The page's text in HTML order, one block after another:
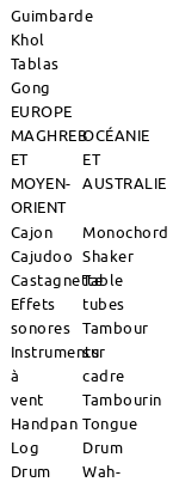
Guimbarde
Khol
Tablas
Gong
EUROPE
MAGHREB
ET
MOYEN-
ORIENT
OCÉANIE
ET
AUSTRALIE
Cajon
Cajudoo
Castagnette
Effets
sonores
Instruments
à
vent
Handpan
Log
Drum
Monochord
Shaker
Table
tubes
Tambour
sur
cadre
Tambourin
Tongue
Drum
Wah-